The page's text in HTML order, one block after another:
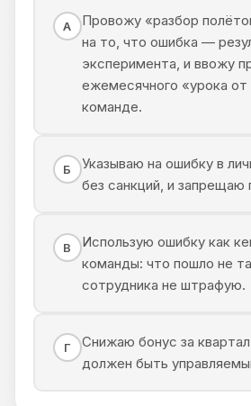
А
Провожу «разбор
на то, что ошибка —
эксперимента, и ввожу
ежемесячного «урока от
команде.
Б
Указываю на ошибку в
без санкций, и запрещаю
В
Использую ошибку как
команды: что пошло не
сотрудника не штрафую.
Г
Снижаю бонус за
должен быть